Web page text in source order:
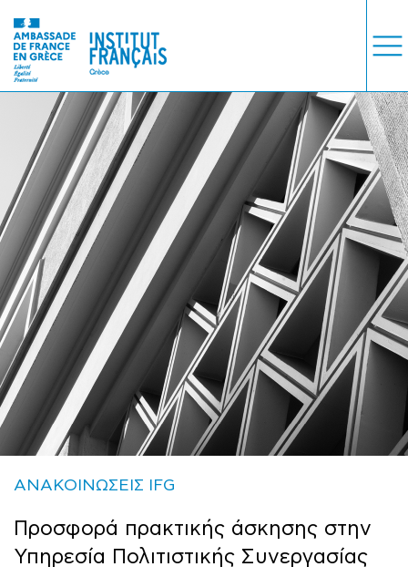
ΜΑΘΗΜΑΤΑ
ΕΞΕΤΑΣΕΙΣ
ΣΠΟΥΔΕΣ
ΣΥΝΕΡΓΕΙΕΣ
ΒΙΒΛΙΟΘΗΚΗ
ΑΝΑΚΟΙΝΩΣΕΙΣ IFG
Προσφορά πρακτικής άσκησης στην
Υπηρεσία Πολιτιστικής Συνεργασίας